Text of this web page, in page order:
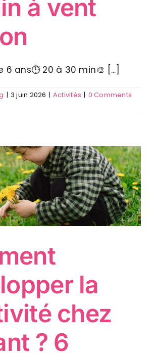
à vent
6 ans⏱ 20 à 30 min🎨 [...]
| 3 juin 2026 | Activités | 0 Comments
la
chez
? 6